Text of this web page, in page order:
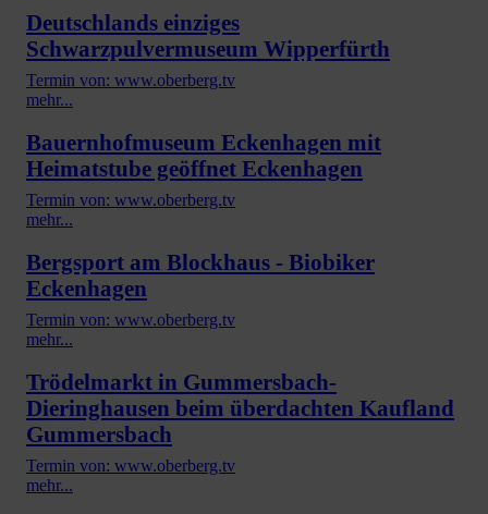
Deutschlands einziges
Schwarzpulvermuseum Wipperfürth
Termin von: www.oberberg.tv
mehr...
Bauernhofmuseum Eckenhagen mit
Heimatstube geöffnet Eckenhagen
Termin von: www.oberberg.tv
mehr...
Bergsport am Blockhaus - Biobiker
Eckenhagen
Termin von: www.oberberg.tv
mehr...
Trödelmarkt in Gummersbach-
Dieringhausen beim überdachten Kaufland
Gummersbach
Termin von: www.oberberg.tv
mehr...